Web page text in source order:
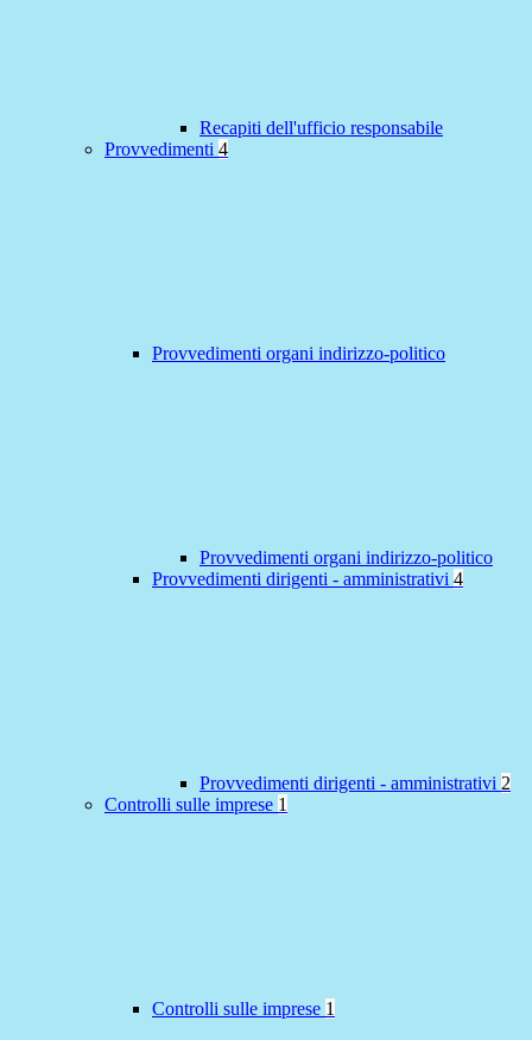
Recapiti dell'ufficio responsabile
Provvedimenti 4
Provvedimenti organi indirizzo-politico
Provvedimenti organi indirizzo-politico
Provvedimenti dirigenti - amministrativi 4
Provvedimenti dirigenti - amministrativi 2
Controlli sulle imprese 1
Controlli sulle imprese 1